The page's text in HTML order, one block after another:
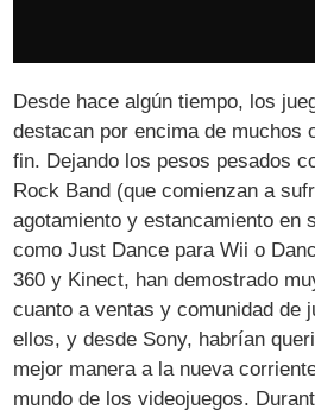
Desde hace algún tiempo, los
destacan por encima de muchos
fin. Dejando los pesos pesados
Rock Band (que comienzan a
agotamiento y estancamiento en
como Just Dance para Wii o
360 y Kinect, han demostrado
cuanto a ventas y comunidad de
ellos, y desde Sony, habrían
mejor manera a la nueva
mundo de los videojuegos.